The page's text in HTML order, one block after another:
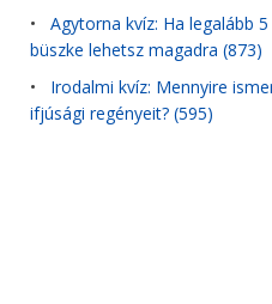
• Agytorna kvíz: Ha legalább
büszke lehetsz magadra (873)
• Irodalmi kvíz: Mennyire
ifjúsági regényeit? (595)